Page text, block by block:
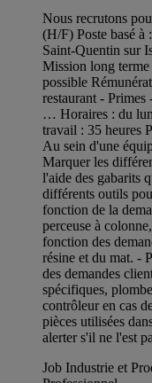
Nous recrutons
(H/F) Poste basé
Saint-Quentin sur
Mission long
possible
restaurant -
… Horaires : du
travail : 35 heures
Au sein d'une
Marquer les
l'aide des gabarits
différents outils
fonction de la
perceuse à
fonction des
résine et du mat. -
des demandes
spécifiques,
contrôleur en cas
pièces utilisées
alerter s'il ne l'est
Job Industrie et